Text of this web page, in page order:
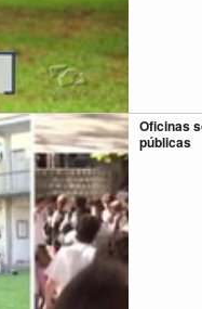
Oficinas
públicas